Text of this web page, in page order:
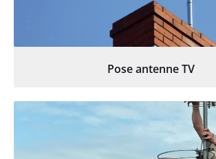
Pose antenne TV